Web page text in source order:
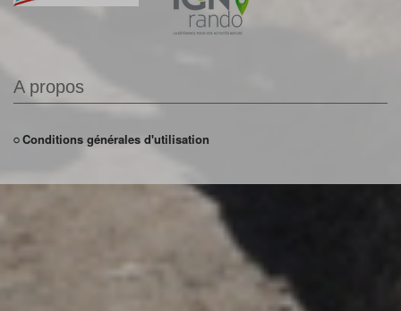
A propos
Conditions générales d'utilisation